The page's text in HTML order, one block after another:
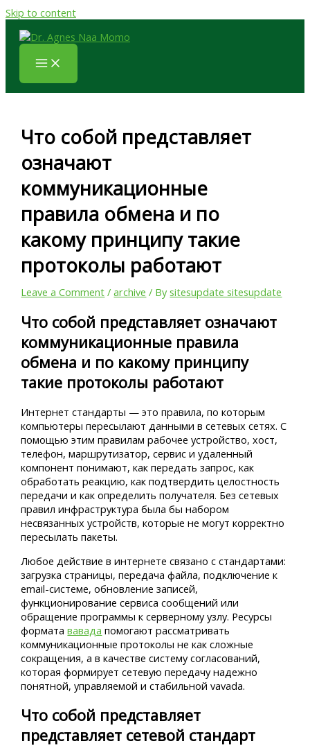
Skip to content
Что собой представляет
означают
коммуникационные
правила обмена и по
какому принципу такие
протоколы работают
Leave a Comment /archive / Bysitesupdate sitesupdate
Что собой представляет означают
коммуникационные правила
обмена и по какому принципу
такие протоколы работают
Интернет стандарты — это правила, по которым
компьютеры пересылают данными в сетевых сетях. С
помощью этим правилам рабочее устройство, хост,
телефон, маршрутизатор, сервис и удаленный
компонент понимают, как передать запрос, как
обработать реакцию, как подтвердить целостность
передачи и как определить получателя. Без сетевых
правил инфраструктура была бы набором
несвязанных устройств, которые не могут корректно
пересылать пакеты.
Любое действие в интернете связано с стандартами:
загрузка страницы, передача файла, подключение к
email-системе, обновление записей,
функционирование сервиса сообщений или
обращение программы к серверному узлу. Ресурсы
форматававада помогают рассматривать
коммуникационные протоколы не как сложные
сокращения, а в качестве систему согласований,
которая формирует сетевую передачу надежно
понятной, управляемой и стабильной vavada.
Что собой представляет
представляет сетевой стандарт